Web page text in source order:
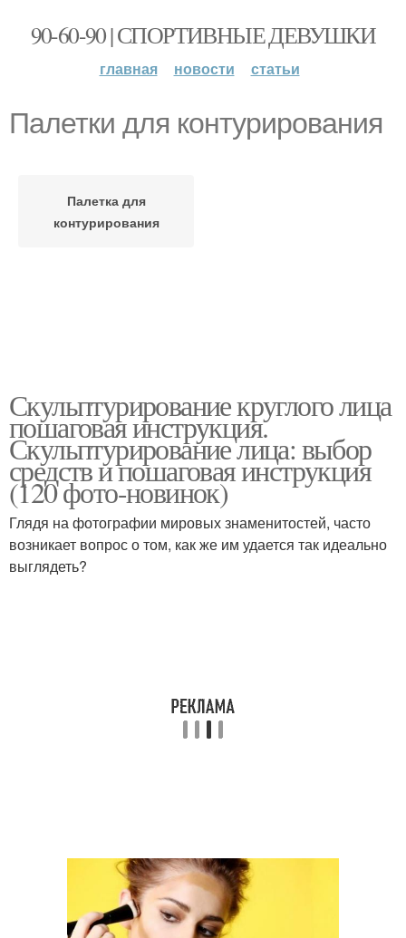
90-60-90 | СПОРТИВНЫЕ ДЕВУШКИ
главная новости статьи
Палетки для контурирования
Палетка для
контурирования
Скульптурирование круглого лица
пошаговая инструкция.
Скульптурирование лица: выбор
средств и пошаговая инструкция
(120 фото-новинок)
Глядя на фотографии мировых знаменитостей, часто
возникает вопрос о том, как же им удается так идеально
выглядеть?